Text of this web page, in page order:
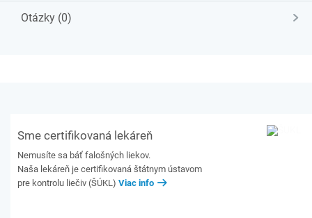
Otázky (0)
Sme certifikovaná lekáreň
Nemusíte sa báť falošných liekov.
Naša lekáreň je certifikovaná štátnym ústavom
pre kontrolu liečiv (ŠÚKL) Viac info